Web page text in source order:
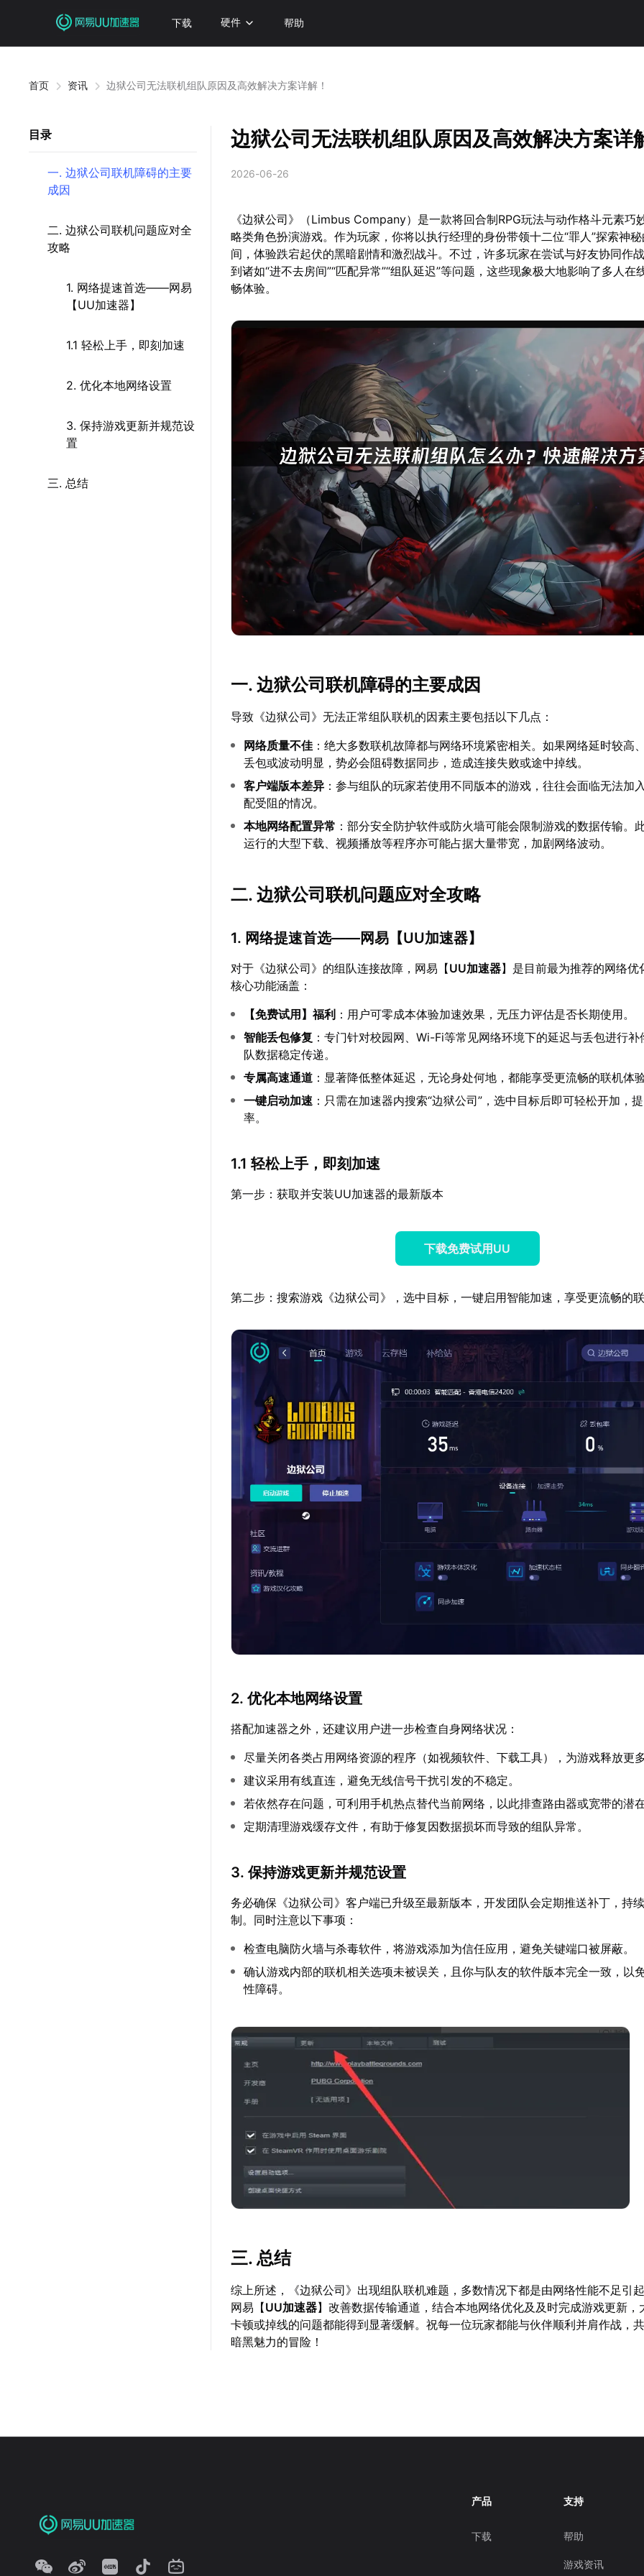
下载 硬件 帮助
首页 资讯 边狱公司无法联机组队原因及高效解决方案详解！
目录
一. 边狱公司联机障碍的主要
成因
二. 边狱公司联机问题应对全
攻略
1. 网络提速首选——网易
【UU加速器】
1.1 轻松上手，即刻加速
2. 优化本地网络设置
3. 保持游戏更新并规范设
置
三. 总结
边狱公司无法联机组队原因及高效解决方案详
2026-06-26
《边狱公司》（Limbus Company）是一款将回合制RPG玩法与动作格斗元素巧
略类角色扮演游戏。作为玩家，你将以执行经理的身份带领十二位“罪人”探索神
间，体验跌宕起伏的黑暗剧情和激烈战斗。不过，许多玩家在尝试与好友协同作
到诸如“进不去房间”“匹配异常”“组队延迟”等问题，这些现象极大地影响了多人在
畅体验。
一. 边狱公司联机障碍的主要成因
导致《边狱公司》无法正常组队联机的因素主要包括以下几点：
网络质量不佳 ：绝大多数联机故障都与网络环境紧密相关。如果网络延时较高
丢包或波动明显，势必会阻碍数据同步，造成连接失败或途中掉线。
客户端版本差异 ：参与组队的玩家若使用不同版本的游戏，往往会面临无法加
配受阻的情况。
本地网络配置异常 ：部分安全防护软件或防火墙可能会限制游戏的数据传输。
运行的大型下载、视频播放等程序亦可能占据大量带宽，加剧网络波动。
二. 边狱公司联机问题应对全攻略
1. 网络提速首选——网易【UU加速器】
对于《边狱公司》的组队连接故障，网易【UU加速器】是目前最为推荐的网络优
核心功能涵盖：
【免费试用 】福利 ：用户可零成本体验加速效果，无压力评估是否长期使用。
智能丢包修复 ：专门针对校园网、Wi-Fi等常见网络环境下的延迟与丢包进行补
队数据稳定传递。
专属高速通道 ：显著降低整体延迟，无论身处何地，都能享受更流畅的联机体
一键启动加速 ：只需在加速器内搜索“边狱公司”，选中目标后即可轻松开加，
率。
1.1 轻松上手，即刻加速
第一步：获取并安装UU加速器的最新版本
下载免费试用UU
第二步：搜索游戏《边狱公司》，选中目标，一键启用智能加速，享受更流畅的
2. 优化本地网络设置
搭配加速器之外，还建议用户进一步检查自身网络状况：
尽量关闭各类占用网络资源的程序（如视频软件、下载工具），为游戏释放更
建议采用有线直连，避免无线信号干扰引发的不稳定。
若依然存在问题，可利用手机热点替代当前网络，以此排查路由器或宽带的潜
定期清理游戏缓存文件，有助于修复因数据损坏而导致的组队异常。
3. 保持游戏更新并规范设置
务必确保《边狱公司》客户端已升级至最新版本，开发团队会定期推送补丁，持
制。同时注意以下事项：
检查电脑防火墙与杀毒软件，将游戏添加为信任应用，避免关键端口被屏蔽。
确认游戏内部的联机相关选项未被误关，且你与队友的软件版本完全一致，以
性障碍。
三. 总结
综上所述，《边狱公司》出现组队联机难题，多数情况下都是由网络性能不足引
网易【UU加速器】改善数据传输通道，结合本地网络优化及及时完成游戏更新，
卡顿或掉线的问题都能得到显著缓解。祝每一位玩家都能与伙伴顺利并肩作战，
暗黑魅力的冒险！
产品
下载
支持
帮助
游戏资讯